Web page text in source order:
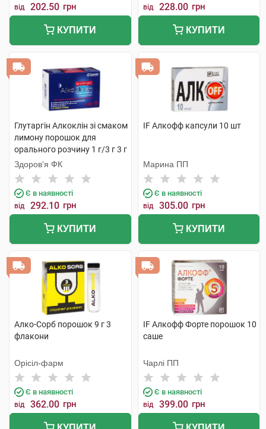
від 202.50 грн
КУПИТИ
від 228.00 грн
КУПИТИ
Глутаргiн Алкоклiн зі смаком
лимону порошок для
орального розчину 1 г/3 г 3 г
10 пакетів
Здоров'я ФК
Є в наявності
від 292.10 грн
КУПИТИ
IF Алкофф капсули 10 шт
Марина ПП
Є в наявності
від 305.00 грн
КУПИТИ
Алко-Сорб порошок 9 г 3
флакони
Орісіл-фарм
Є в наявності
від 362.00 грн
IF Алкофф Форте порошок 10
саше
Чарлі ПП
Є в наявності
від 399.00 грн